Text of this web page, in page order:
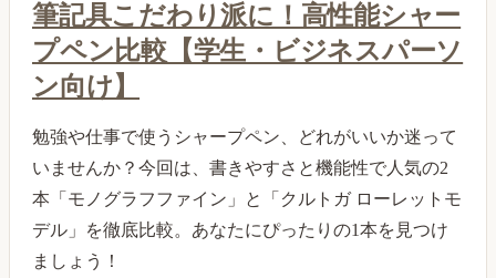
筆記具こだわり派に！高性能シャー
プペン比較【学生・ビジネスパーソ
ン向け】
勉強や仕事で使うシャープペン、どれがいいか迷って
いませんか？今回は、書きやすさと機能性で人気の2
本「モノグラフファイン」と「クルトガ ローレットモ
デル」を徹底比較。あなたにぴったりの1本を見つけ
ましょう！